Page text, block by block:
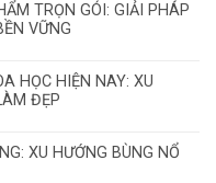
TRỌN GÓI: GIẢI PHÁP
VỮNG
HỌC HIỆN NAY: XU
ĐẸP
XU HƯỚNG BÙNG NỔ